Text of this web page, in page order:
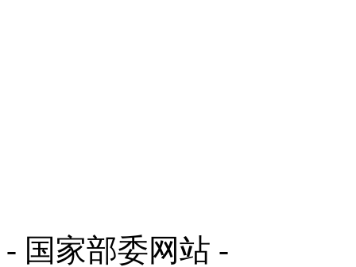
- 国家部委网站 -